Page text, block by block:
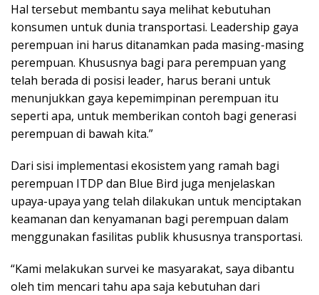
Hal tersebut membantu saya melihat kebutuhan
konsumen untuk dunia transportasi. Leadership gaya
perempuan ini harus ditanamkan pada masing-masing
perempuan. Khususnya bagi para perempuan yang
telah berada di posisi leader, harus berani untuk
menunjukkan gaya kepemimpinan perempuan itu
seperti apa, untuk memberikan contoh bagi generasi
perempuan di bawah kita.”
Dari sisi implementasi ekosistem yang ramah bagi
perempuan ITDP dan Blue Bird juga menjelaskan
upaya-upaya yang telah dilakukan untuk menciptakan
keamanan dan kenyamanan bagi perempuan dalam
menggunakan fasilitas publik khususnya transportasi.
“Kami melakukan survei ke masyarakat, saya dibantu
oleh tim mencari tahu apa saja kebutuhan dari